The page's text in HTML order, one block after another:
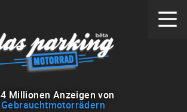
4 Millionen Anzeigen von
Gebrauchtmotorrädern